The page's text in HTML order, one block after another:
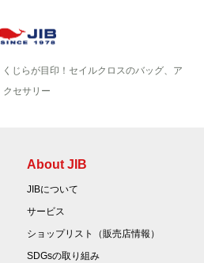
じらが目印！セイルクロスのバッグ、ア
クセサリー
About JIB
JIBについて
サービス
ショップリスト（販売店情報）
SDGsの取り組み